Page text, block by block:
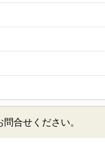
合せください。